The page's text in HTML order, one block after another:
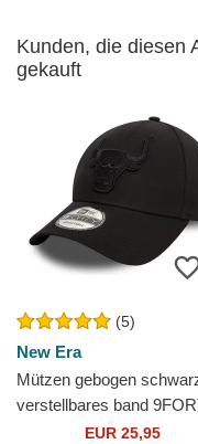
Kunden, die diesen
gekauft
(5)
New Era
Mützen gebogen
verstellbares band
Essential der Chicago
EUR 25,95